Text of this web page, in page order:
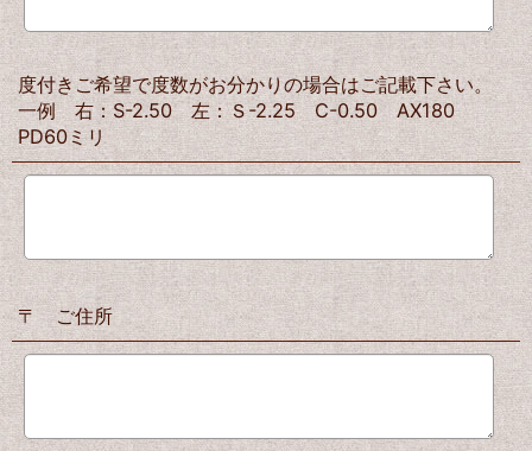
度付きご希望で度数がお分かりの場合はご記載下さい。
一例 右：S-2.50 左：Ｓ-2.25 C-0.50 AX180
PD60ミリ
〒 ご住所